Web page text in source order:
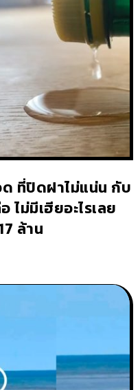
ด ที่ปิดฝาไม่แน่น กับ
ไม่มีเฮียอะไรเลย
ล้าน